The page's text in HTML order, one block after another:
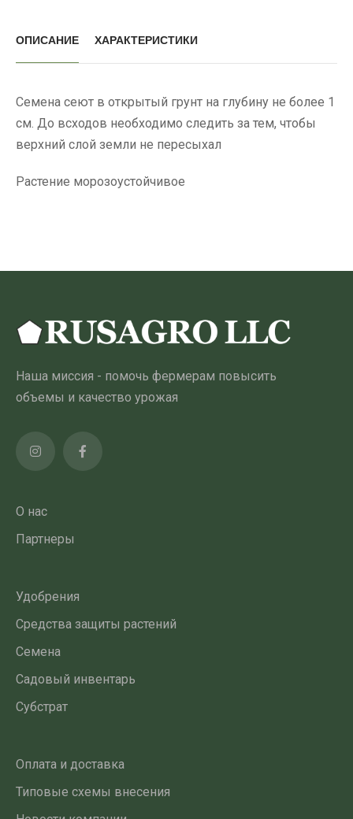
ОПИСАНИЕ ХАРАКТЕРИСТИКИ
Семена сеют в открытый грунт на глубину не более 1
см. До всходов необходимо следить за тем, чтобы
верхний слой земли не пересыхал
Растение морозоустойчивое
Наша миссия - помочь фермерам повысить
объемы и качество урожая
О нас
Партнеры
Удобрения
Средства защиты растений
Семена
Садовый инвентарь
Субстрат
Оплата и доставка
Типовые схемы внесения